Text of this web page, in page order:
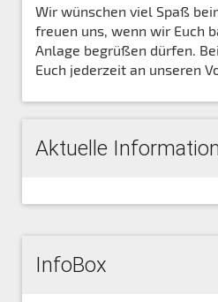
Wir wünschen viel Spaß
freuen uns, wenn wir Euch
Anlage begrüßen dürfen.
Euch jederzeit an unseren
Aktuelle
InfoBox